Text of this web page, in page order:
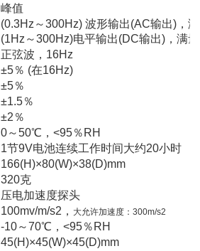
峰值
(0.3Hz～300Hz) 波形输出(AC输出)，
(1Hz～300Hz)电平输出(DC输出)，满
正弦波，16Hz
±5％ (在16Hz)
±5％
±1.5％
±2％
0～50℃，<95％RH
1节9V电池连续工作时间大约20小时
166(H)×80(W)×38(D)mm
320克
压电加速度探头
100mv/m/s2， 大允许加速度：300m/s2
-10～70℃，<95％RH
45(H)×45(W)×45(D)mm